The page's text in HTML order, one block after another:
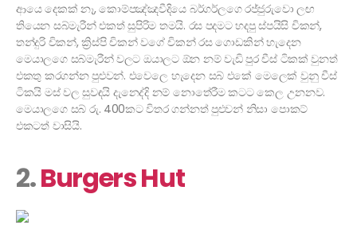
ආයෙ දෙකක් නෑ, කොම්පඤ්ඤවීදියෙ බර්ගර්ලගෙ රජ්ජුරුවො ලඟ
තියෙන සබ්මැරීන් එකත් සුපිරිම තමයි. රස පදමට හදපු ස්පයිසි චිකන්,
තන්දුරි චිකන්, ක්‍රිස්පි චිකන් වගේ චිකන් රස ගොඩකින් හැදෙන
මෙයාලගෙ සබ්මැරීන් වලට ඔයාලට ඕන නම් වැඩි පුර චීස් ටිකක් වුනත්
එකතු කරගන්න පුළුවන්. එවෙලෙ හැදෙන සබ් එකේ මෙලෙක් වුනු චීස්
ටිකයි මස් වල සුවඳයි දැනෙද්දි නම් නොතේරීම කටට කෙල උනනව.
මෙයාලගෙ සබ් රු. 400කට විතර ගන්නත් පුළුවන් නිසා පොකට්
එකටත් වාසියි.
2.Burgers Hut